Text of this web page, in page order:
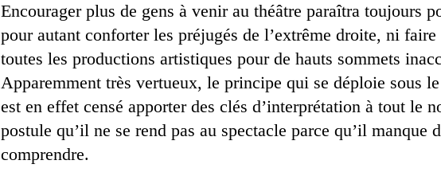
Encourager plus de gens à venir au théâtre paraîtra toujours
pour autant conforter les préjugés de l’extrême droite, ni
toutes les productions artistiques pour de hauts sommets
Apparemment très vertueux, le principe qui se déploie sous
est en effet censé apporter des clés d’interprétation à tout le
postule qu’il ne se rend pas au spectacle parce qu’il manque
comprendre.